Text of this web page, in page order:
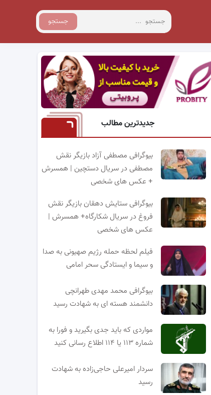
جستجو
جدیدترین مطالب
بیوگرافی مصطفی آزاد بازیگر نقش
مصطفی در سریال دستچین | همسرش
+ عکس های شخصی
بیوگرافی ستایش دهقان بازیگر نقش
فروغ در سریال شکارگاه+ همسرش |
عکس های شخصی
فیلم لحظه حمله رژیم صهیونی به صدا
و سیما و ایستادگی سحر امامی
بیوگرافی محمد مهدی طهرانچی
دانشمند هسته ای به شهادت رسید
مواردی که باید جدی بگیرید و فورا به
شماره ۱۱۳ یا ۱۱۴ اطلاع رسانی کنید
سردار امیرعلی حاجی‌زاده به شهادت
رسید